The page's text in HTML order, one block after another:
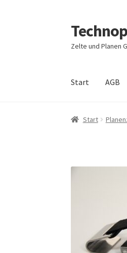
Zur
Navigation
springen
Zum
Inhalt
springen
Zelte und Planen
Start AGB
Start AGB
Start